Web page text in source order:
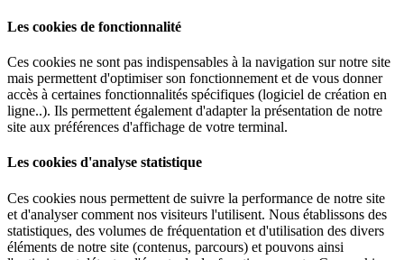
Les cookies de fonctionnalité
Ces cookies ne sont pas indispensables à la navigation sur notre site
mais permettent d'optimiser son fonctionnement et de vous donner
accès à certaines fonctionnalités spécifiques (logiciel de création en
ligne..). Ils permettent également d'adapter la présentation de notre
site aux préférences d'affichage de votre terminal.
Les cookies d'analyse statistique
Ces cookies nous permettent de suivre la performance de notre site
et d'analyser comment nos visiteurs l'utilisent. Nous établissons des
statistiques, des volumes de fréquentation et d'utilisation des divers
éléments de notre site (contenus, parcours) et pouvons ainsi